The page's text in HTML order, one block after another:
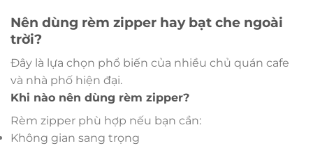
Nên dùng rèm zipper hay bạt che ngoài
trời?
Đây là lựa chọn phổ biến của nhiều chủ quán cafe
và nhà phố hiện đại.
Khi nào nên dùng rèm zipper?
Rèm zipper phù hợp nếu bạn cần:
Không gian sang trọng